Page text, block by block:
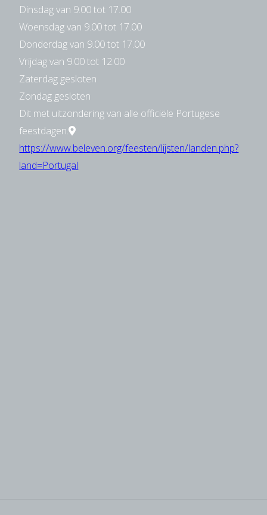
Dinsdag van 9.00 tot 17.00
Woensdag van 9.00 tot 17.00
Donderdag van 9.00 tot 17.00
Vrijdag van 9.00 tot 12.00
Zaterdag gesloten
Zondag gesloten
Dit met uitzondering van alle officiële Portugese
feestdagen.
https://www.beleven.org/feesten/lijsten/landen.php?
land=Portugal